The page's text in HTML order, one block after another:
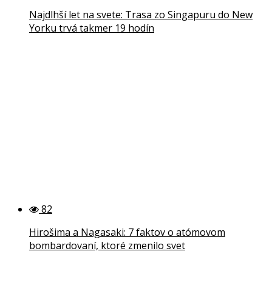
Najdlhší let na svete: Trasa zo Singapuru do New
Yorku trvá takmer 19 hodín
82
Hirošima a Nagasaki: 7 faktov o atómovom
bombardovaní, ktoré zmenilo svet